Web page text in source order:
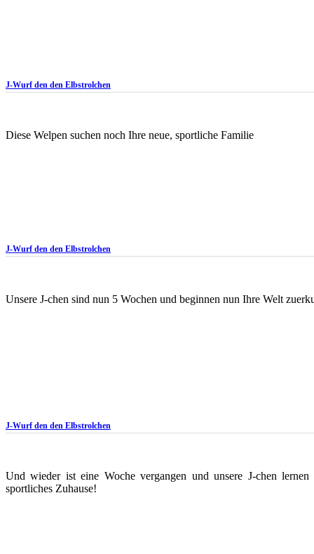
J-Wurf den den Elbstrolchen
Diese Welpen suchen noch Ihre neue, sportliche Familie
J-Wurf den den Elbstrolchen
Unsere J-chen sind nun 5 Wochen und beginnen nun Ihre Welt
J-Wurf den den Elbstrolchen
Und wieder ist eine Woche vergangen und unsere J-chen
sportliches Zuhause!